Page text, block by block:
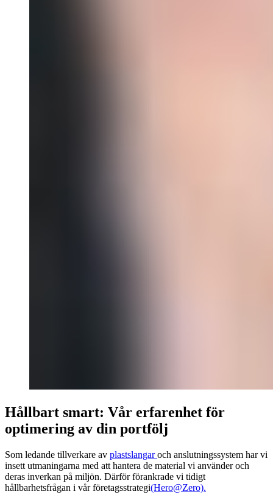
Hållbart smart: Vår erfarenhet för
optimering av din portfölj
Som ledande tillverkare av plastslangaroch anslutningssystem har vi
insett utmaningarna med att hantera de material vi använder och
deras inverkan på miljön. Därför förankrade vi tidigt
hållbarhetsfrågan i vår företagsstrategi(Hero@Zero).